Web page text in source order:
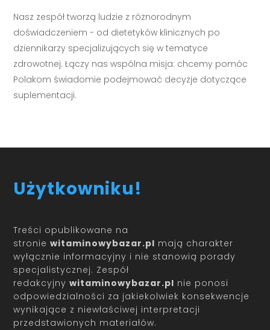
Nasz zespół tworzą ludzie z różnorodnym
doświadczeniem - od dietetyków klinicznych po
dziennikarzy specjalizujących się w tematyce
zdrowotnej. Łączy nas wspólna misja: chcemy pomóc
Polakom świadomie podejmować decyzje dotyczące
suplementacji.
Użytkowniku!
Treści opublikowane na
stroniewitaminowybazar.pl mają charakter
wyłącznie informacyjny i nie stanowią porady
specjalistycznej. Zespół
redakcyjnywitaminowybazar.pl nie ponosi
odpowiedzialności za jakiekolwiek konsekwencje
wynikające z niewłaściwej interpretacji
przedstawionych materiałów.